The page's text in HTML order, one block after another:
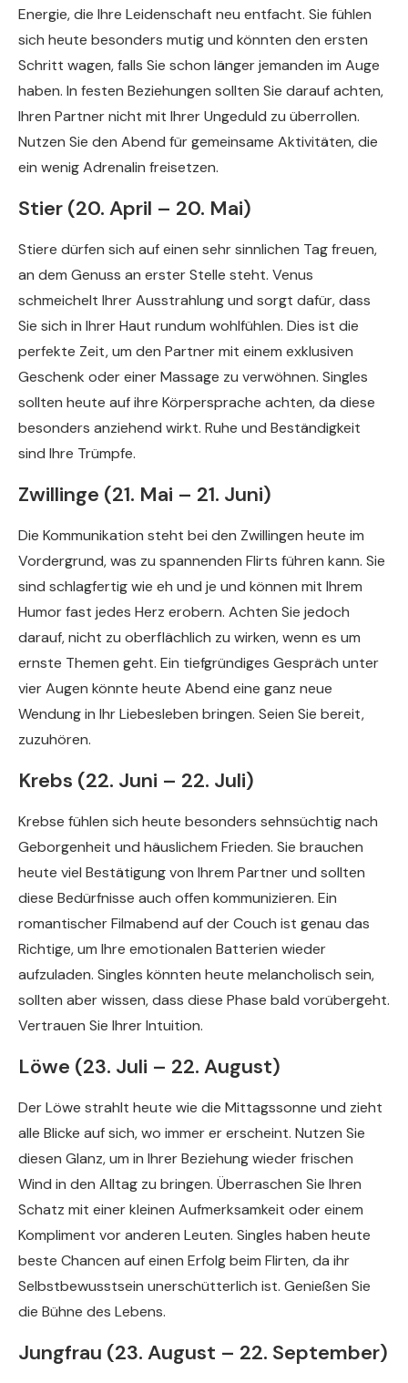
Energie, die Ihre Leidenschaft neu entfacht. Sie fühlen
sich heute besonders mutig und könnten den ersten
Schritt wagen, falls Sie schon länger jemanden im Auge
haben. In festen Beziehungen sollten Sie darauf achten,
Ihren Partner nicht mit Ihrer Ungeduld zu überrollen.
Nutzen Sie den Abend für gemeinsame Aktivitäten, die
ein wenig Adrenalin freisetzen.
Stier (20. April – 20. Mai)
Stiere dürfen sich auf einen sehr sinnlichen Tag freuen,
an dem Genuss an erster Stelle steht. Venus
schmeichelt Ihrer Ausstrahlung und sorgt dafür, dass
Sie sich in Ihrer Haut rundum wohlfühlen. Dies ist die
perfekte Zeit, um den Partner mit einem exklusiven
Geschenk oder einer Massage zu verwöhnen. Singles
sollten heute auf ihre Körpersprache achten, da diese
besonders anziehend wirkt. Ruhe und Beständigkeit
sind Ihre Trümpfe.
Zwillinge (21. Mai – 21. Juni)
Die Kommunikation steht bei den Zwillingen heute im
Vordergrund, was zu spannenden Flirts führen kann. Sie
sind schlagfertig wie eh und je und können mit Ihrem
Humor fast jedes Herz erobern. Achten Sie jedoch
darauf, nicht zu oberflächlich zu wirken, wenn es um
ernste Themen geht. Ein tiefgründiges Gespräch unter
vier Augen könnte heute Abend eine ganz neue
Wendung in Ihr Liebesleben bringen. Seien Sie bereit,
zuzuhören.
Krebs (22. Juni – 22. Juli)
Krebse fühlen sich heute besonders sehnsüchtig nach
Geborgenheit und häuslichem Frieden. Sie brauchen
heute viel Bestätigung von Ihrem Partner und sollten
diese Bedürfnisse auch offen kommunizieren. Ein
romantischer Filmabend auf der Couch ist genau das
Richtige, um Ihre emotionalen Batterien wieder
aufzuladen. Singles könnten heute melancholisch sein,
sollten aber wissen, dass diese Phase bald vorübergeht.
Vertrauen Sie Ihrer Intuition.
Löwe (23. Juli – 22. August)
Der Löwe strahlt heute wie die Mittagssonne und zieht
alle Blicke auf sich, wo immer er erscheint. Nutzen Sie
diesen Glanz, um in Ihrer Beziehung wieder frischen
Wind in den Alltag zu bringen. Überraschen Sie Ihren
Schatz mit einer kleinen Aufmerksamkeit oder einem
Kompliment vor anderen Leuten. Singles haben heute
beste Chancen auf einen Erfolg beim Flirten, da ihr
Selbstbewusstsein unerschütterlich ist. Genießen Sie
die Bühne des Lebens.
Jungfrau (23. August – 22. September)